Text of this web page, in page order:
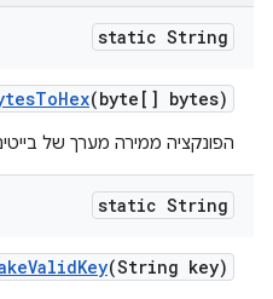
static String
ToHex(byte[] bytes)
הפונקציה ממירה מערך של
static String
ValidKey(String key)